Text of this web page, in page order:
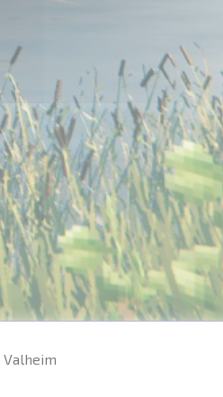
Valheim